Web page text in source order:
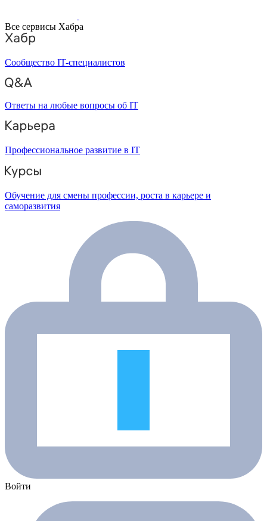
Все сервисы Хабра
Сообщество IT-специалистов
Ответы на любые вопросы об IT
Профессиональное развитие в IT
Обучение для смены профессии, роста в карьере и
саморазвития
Войти